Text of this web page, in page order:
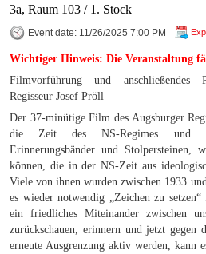
3a, Raum 103 / 1. Stock
Event date: 11/26/2025 7:00 PM
Wichtiger Hinweis: Die Veranstaltung
Filmvorführung und anschließendes
Regisseur Josef Pröll
Der 37-minütige Film des Augsburger
die Zeit des NS-Regimes und
Erinnerungsbänder und Stolpersteinen,
können, die in der NS-Zeit aus
Viele von ihnen wurden zwischen 1933
es wieder notwendig „Zeichen zu
ein friedliches Miteinander zwischen
zurückschauen, erinnern und jetzt gegen
erneute Ausgrenzung aktiv werden, kann